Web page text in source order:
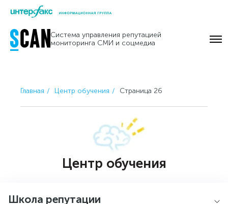
Skip
content
Система управления репутацией
мониторинга СМИ и соцмедиа
Главная Центр обучения Страница 26
Центр обучения
Школа репутации